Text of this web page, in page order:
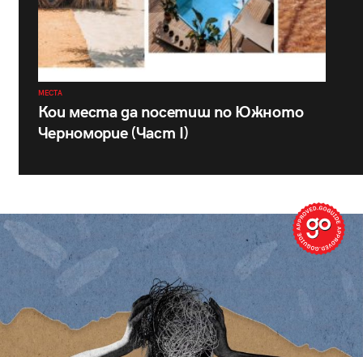
МЕСТА
Кои места да посетиш по Южното
Черноморие (Част I)